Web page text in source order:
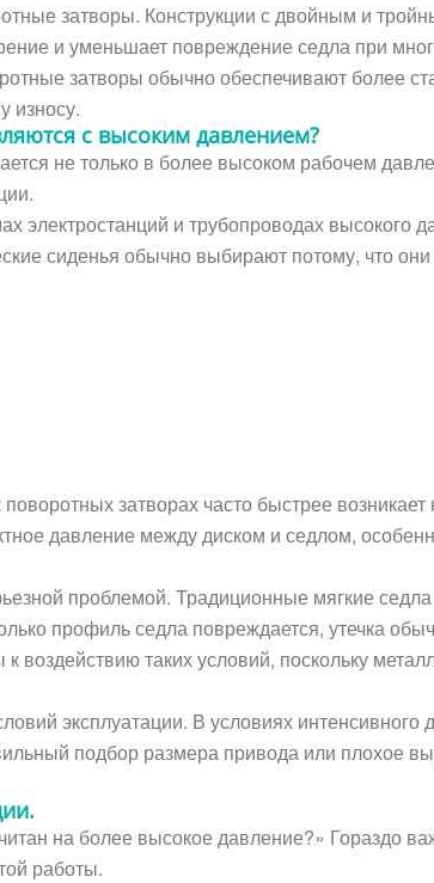
затворы. Конструкции с двойным и
и уменьшает повреждение седла при
затворы обычно обеспечивают более
износу.
с высоким давлением?
не только в более высоком рабочем
и трубопроводах высокого
сиденья обычно выбирают потому, что
затворах часто быстрее возникает
давление между диском и седлом,
проблемой. Традиционные мягкие
профиль седла повреждается, утечка
таких условий, поскольку
эксплуатации. В условиях интенсивного
подбор размера привода или плохое
на более высокое давление?» Гораздо
работы.